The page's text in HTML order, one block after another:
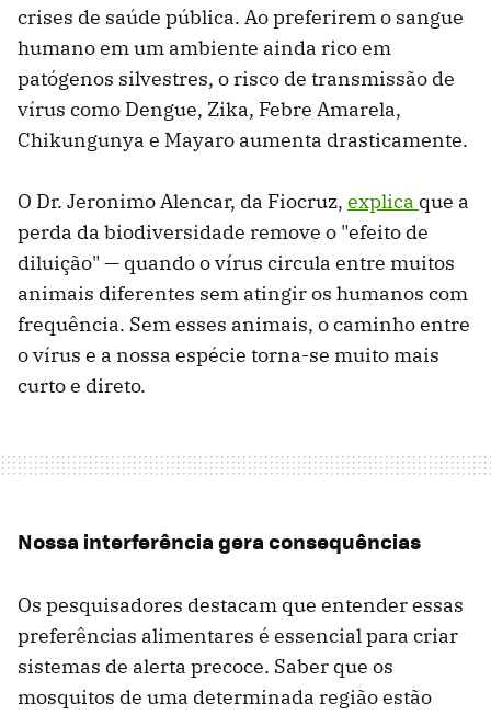
crises de saúde pública. Ao preferirem o sangue
humano em um ambiente ainda rico em
patógenos silvestres, o risco de transmissão de
vírus como Dengue, Zika, Febre Amarela,
Chikungunya e Mayaro aumenta drasticamente.
O Dr. Jeronimo Alencar, da Fiocruz, explica que a
perda da biodiversidade remove o "efeito de
diluição" — quando o vírus circula entre muitos
animais diferentes sem atingir os humanos com
frequência. Sem esses animais, o caminho entre
o vírus e a nossa espécie torna-se muito mais
curto e direto.
Nossa interferência gera consequências
Os pesquisadores destacam que entender essas
preferências alimentares é essencial para criar
sistemas de alerta precoce. Saber que os
mosquitos de uma determinada região estão